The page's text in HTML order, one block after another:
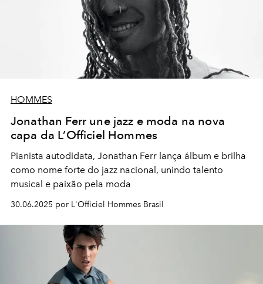
HOMMES
Jonathan Ferr une jazz e moda na nova
capa da L’Officiel Hommes
Pianista autodidata, Jonathan Ferr lança álbum e brilha
como nome forte do jazz nacional, unindo talento
musical e paixão pela moda
30.06.2025 por L'Officiel Hommes Brasil